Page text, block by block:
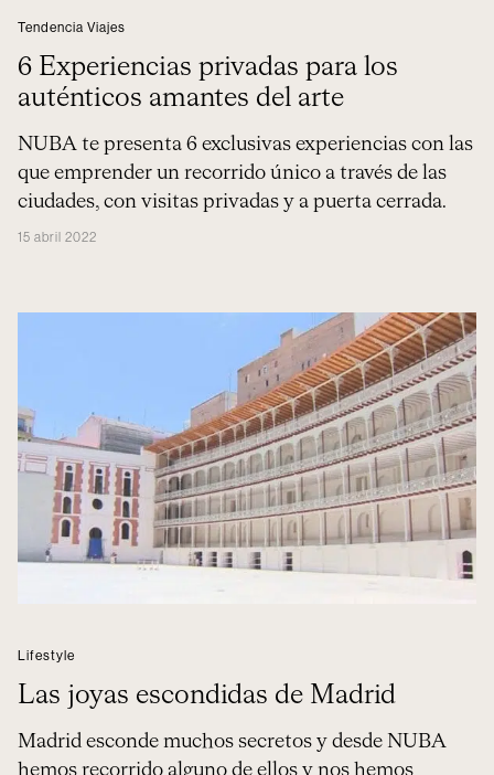
Tendencia Viajes
6 Experiencias privadas para los
auténticos amantes del arte
NUBA te presenta 6 exclusivas experiencias con las
que emprender un recorrido único a través de las
ciudades, con visitas privadas y a puerta cerrada.
15 abril 2022
Lifestyle
Las joyas escondidas de Madrid
Madrid esconde muchos secretos y desde NUBA
hemos recorrido alguno de ellos y nos hemos